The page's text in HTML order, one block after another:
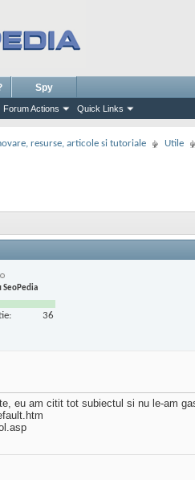
Forum Actions Quick Links
Spy
resurse, articole si tutoriale Utile
SeoPedia
36
eu am citit tot subiectul si nu le-am